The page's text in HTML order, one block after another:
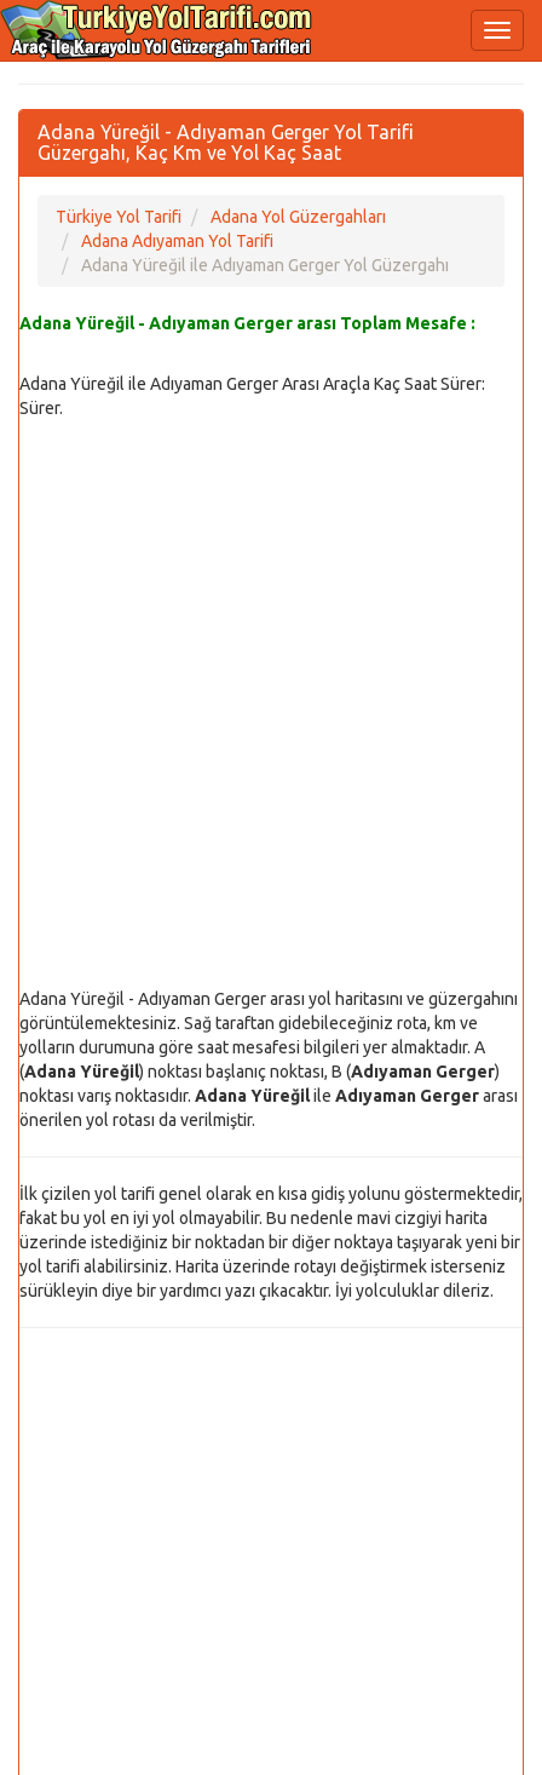
Adana Yüreğil - Adıyaman Gerger Yol Tarifi
Güzergahı, Kaç Km ve Yol Kaç Saat
Türkiye Yol Tarifi
Adana Yol Güzergahları
Adana Adıyaman Yol Tarifi
Adana Yüreğil ile Adıyaman Gerger Yol Güzergahı
Adana Yüreğil - Adıyaman Gerger arası Toplam Mesafe :
Adana Yüreğil ile Adıyaman Gerger Arası Araçla Kaç Saat Sürer:
Sürer.
Adana Yüreğil - Adıyaman Gerger arası yol haritasını ve güzergahını
görüntülemektesiniz. Sağ taraftan gidebileceğiniz rota, km ve
yolların durumuna göre saat mesafesi bilgileri yer almaktadır. A
(Adana Yüreğil) noktası başlanıç noktası, B (Adıyaman Gerger)
noktası varış noktasıdır. Adana Yüreğilile Adıyaman Gergerarası
önerilen yol rotası da verilmiştir.
İlk çizilen yol tarifi genel olarak en kısa gidiş yolunu göstermektedir,
fakat bu yol en iyi yol olmayabilir. Bu nedenle mavi cizgiyi harita
üzerinde istediğiniz bir noktadan bir diğer noktaya taşıyarak yeni bir
yol tarifi alabilirsiniz. Harita üzerinde rotayı değiştirmek isterseniz
sürükleyin diye bir yardımcı yazı çıkacaktır. İyi yolculuklar dileriz.